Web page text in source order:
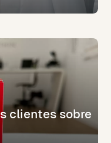
clientes sobre